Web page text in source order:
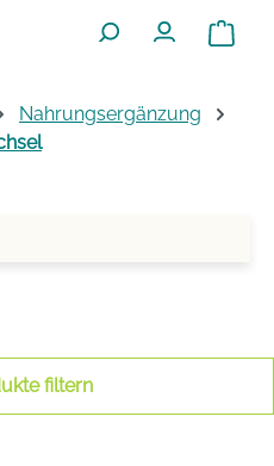
Nahrungsergänzung
filtern